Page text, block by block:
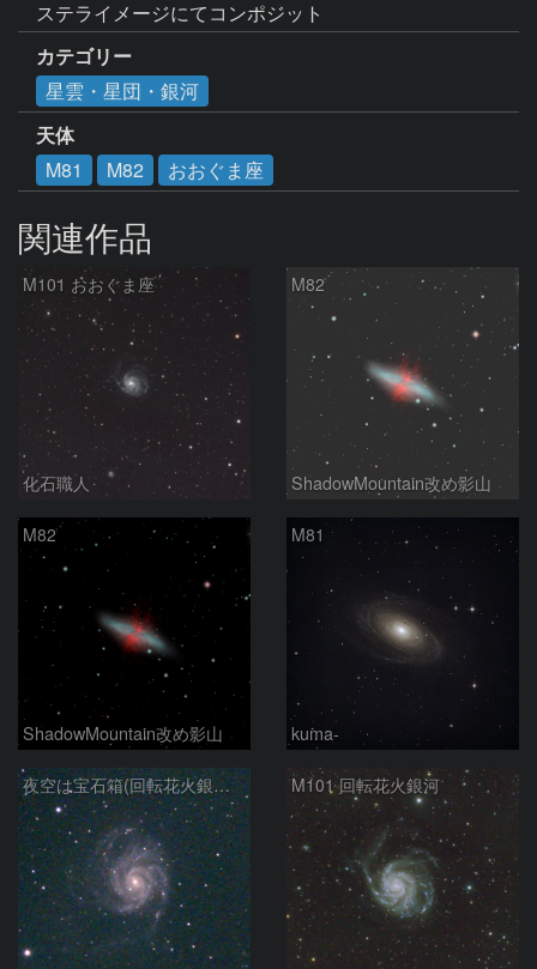
ステライメージにてコンポジット
カテゴリー
星雲・星団・銀河
天体
M81
M82 おおぐま座
関連作品
M101 おおぐま座
化石職人
M82
ShadowMountain改め影山
M82
ShadowMountain改め影山
M81
kuma-
夜空は宝石箱(回転花火銀河 M101) Seestar50 M101 回転花火銀河